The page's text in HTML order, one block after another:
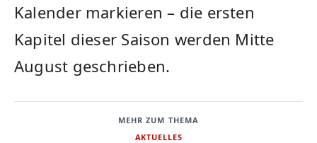
Kalender markieren – die ersten
Kapitel dieser Saison werden Mitte
August geschrieben.
MEHR ZUM THEMA
AKTUELLES